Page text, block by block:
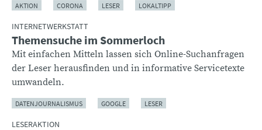
AKTION CORONA LESER LOKALTIPP
INTERNETWERKSTATT
Themensuche im Sommerloch
Mit einfachen Mitteln lassen sich Online-Suchanfragen
der Leser herausfinden und in informative Servicetexte
umwandeln.
DATENJOURNALISMUS GOOGLE LESER
LESERAKTION